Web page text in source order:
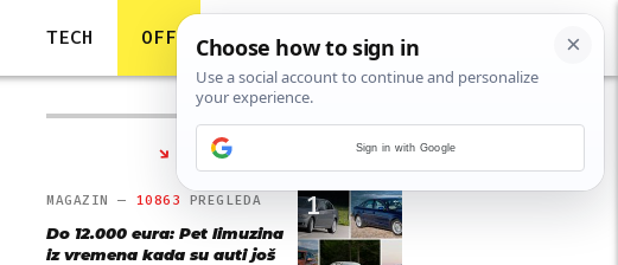
TECH OFF
NAJČITANIJE
1
MAGAZIN — 10863 PREGLEDA
Do 12.000 eura: Pet limuzina
iz vremena kada su auti još
Sign in with Google